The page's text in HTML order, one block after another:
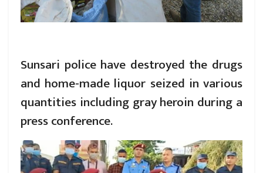
Sunsari police have destroyed the drugs
and home-made liquor seized in various
quantities including gray heroin during a
press conference.